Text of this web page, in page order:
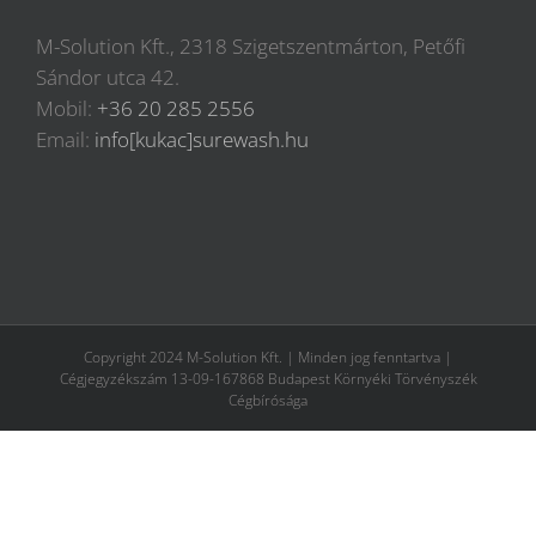
M-Solution Kft., 2318 Szigetszentmárton, Petőfi
Sándor utca 42.
Mobil: +36 20 285 2556
Email: info[kukac]surewash.hu
Copyright 2024 M-Solution Kft. | Minden jog fenntartva |
Cégjegyzékszám 13-09-167868 Budapest Környéki Törvényszék
Cégbírósága